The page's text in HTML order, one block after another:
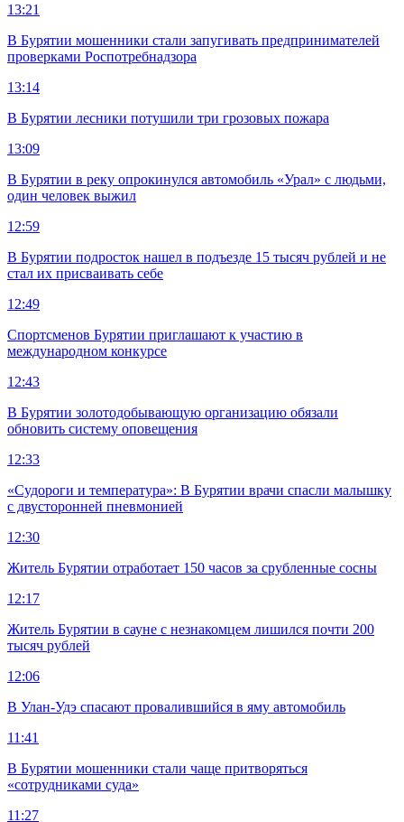
13:21
В Бурятии мошенники стали запугивать предпринимателей
проверками Роспотребнадзора
13:14
В Бурятии лесники потушили три грозовых пожара
13:09
В Бурятии в реку опрокинулся автомобиль «Урал» с людьми,
один человек выжил
12:59
В Бурятии подросток нашел в подъезде 15 тысяч рублей и не
стал их присваивать себе
12:49
Спортсменов Бурятии приглашают к участию в
международном конкурсе
12:43
В Бурятии золотодобывающую организацию обязали
обновить систему оповещения
12:33
«Судороги и температура»: В Бурятии врачи спасли малышку
с двусторонней пневмонией
12:30
Житель Бурятии отработает 150 часов за срубленные сосны
12:17
Житель Бурятии в сауне с незнакомцем лишился почти 200
тысяч рублей
12:06
В Улан-Удэ спасают провалившийся в яму автомобиль
11:41
В Бурятии мошенники стали чаще притворяться
«сотрудниками суда»
11:27